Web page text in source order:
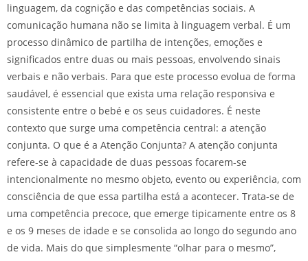
linguagem, da cognição e das competências sociais. A
comunicação humana não se limita à linguagem verbal. É um
processo dinâmico de partilha de intenções, emoções e
significados entre duas ou mais pessoas, envolvendo sinais
verbais e não verbais. Para que este processo evolua de forma
saudável, é essencial que exista uma relação responsiva e
consistente entre o bebé e os seus cuidadores. É neste
contexto que surge uma competência central: a atenção
conjunta. O que é a Atenção Conjunta? A atenção conjunta
refere-se à capacidade de duas pessoas focarem-se
intencionalmente no mesmo objeto, evento ou experiência, com
consciência de que essa partilha está a acontecer. Trata-se de
uma competência precoce, que emerge tipicamente entre os 8
e os 9 meses de idade e se consolida ao longo do segundo ano
de vida. Mais do que simplesmente “olhar para o mesmo”,